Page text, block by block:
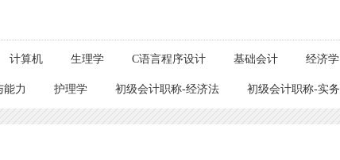
计算机 生理学 C语言程序设计 基础会计 经济学
能力 护理学 初级会计职称-经济法 初级会计职称-实务